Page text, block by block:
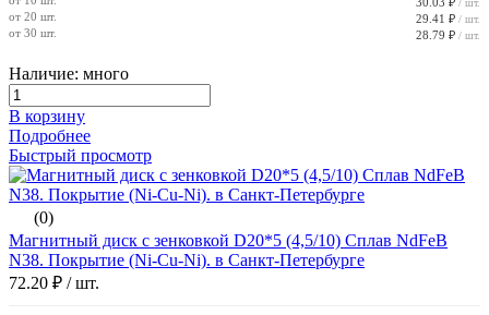
/ шт.
от 20 шт. 29.41 ₽ / шт.
от 30 шт. 28.79 ₽ / шт.
Наличие: много
В корзину
Подробнее
Быстрый просмотр
(0)
Магнитный диск с зенковкой D20*5 (4,5/10) Сплав NdFeB
N38. Покрытие (Ni-Cu-Ni). в Санкт-Петербурге
72.20 ₽ / шт.